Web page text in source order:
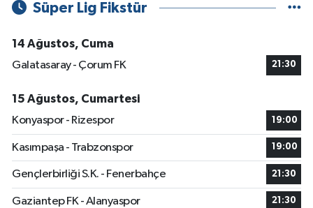
Süper Lig Fikstür
14 Ağustos, Cuma
Galatasaray - Çorum FK
21:30
15 Ağustos, Cumartesi
Konyaspor - Rizespor
19:00
Kasımpaşa - Trabzonspor 19:00
Gençlerbirliği S.K. - Fenerbahçe 21:30
Gaziantep FK - Alanyaspor 21:30